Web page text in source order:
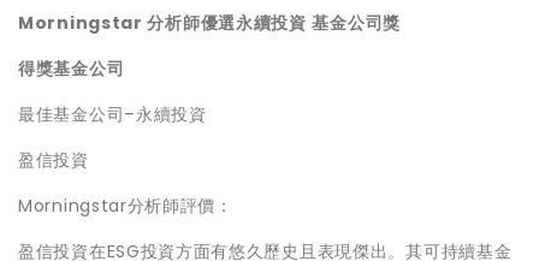
Morningstar分析師優選永續投資 基金公司獎
得獎基金公司
最佳基金公司–永續投資
盈信投資
Morningstar分析師評價：
盈信投資在ESG投資方面有悠久歷史且表現傑出。其可持續基金